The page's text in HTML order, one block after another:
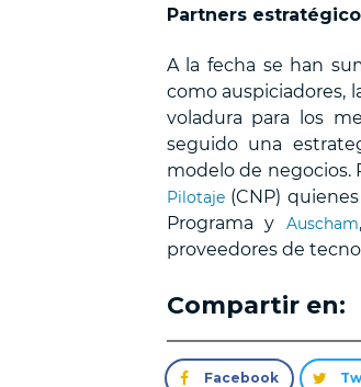
Partners
A la fecha se han
como auspiciadores,
voladura para los
seguido una
modelo de negocios.
Pilotaje(CNP)
Programa yAuscham
proveedores de
Compartir en:
Facebook